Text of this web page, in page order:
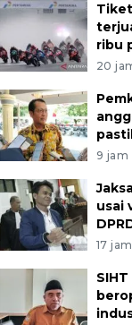
ribu
20
9 jam
usai
17